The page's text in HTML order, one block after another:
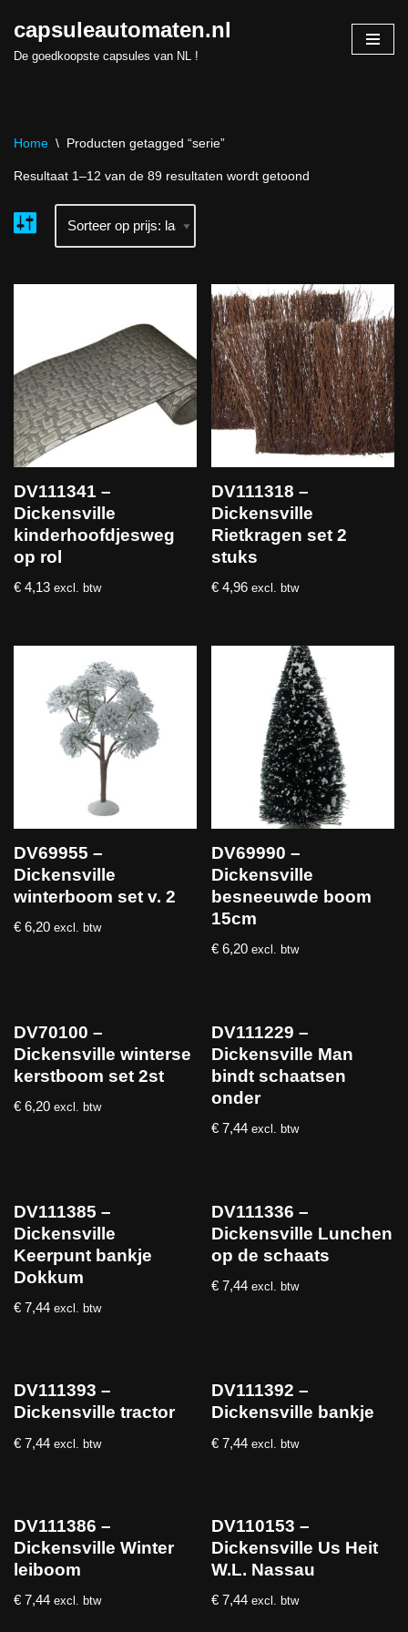
Skip
capsuleautomaten.nl
De goedkoopste capsules van NL !
Home \ Producten getagged “serie”
Resultaat 1–12 van de 89 resultaten wordt getoond
DV111341 –
Dickensville
kinderhoofdjesweg
op rol
€ 4,13 excl. btw
DV111318 –
Dickensville
Rietkragen set 2
stuks
€ 4,96 excl. btw
DV69955 –
Dickensville
winterboom set v. 2
€ 6,20 excl. btw
DV69990 –
Dickensville
besneeuwde boom
15cm
€ 6,20 excl. btw
DV70100 –
Dickensville winterse
kerstboom set 2st
€ 6,20 excl. btw
DV111229 –
Dickensville Man
bindt schaatsen
onder
€ 7,44 excl. btw
DV111385 –
Dickensville
Keerpunt bankje
Dokkum
€ 7,44 excl. btw
DV111336 –
Dickensville Lunchen
op de schaats
€ 7,44 excl. btw
DV111393 –
Dickensville tractor
€ 7,44 excl. btw
DV111392 –
Dickensville bankje
€ 7,44 excl. btw
DV111386 –
Dickensville Winter
leiboom
€ 7,44 excl. btw
DV110153 –
Dickensville Us Heit
W.L. Nassau
€ 7,44 excl. btw